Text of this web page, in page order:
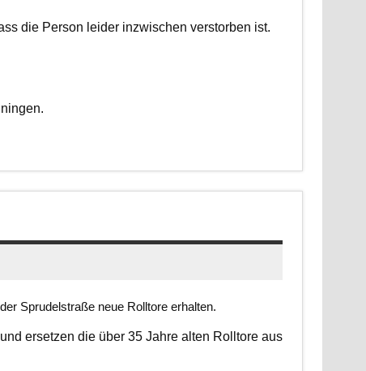
die Person leider inzwischen verstorben ist.
Sprudelstraße neue Rolltore erhalten.
ersetzen die über 35 Jahre alten Rolltore aus